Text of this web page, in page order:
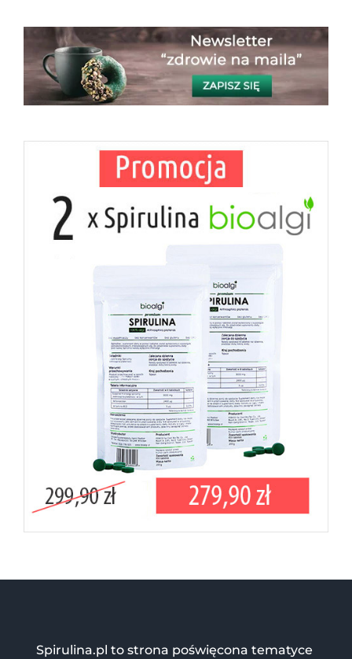
Spirulina.pl to strona poświęcona tematyce